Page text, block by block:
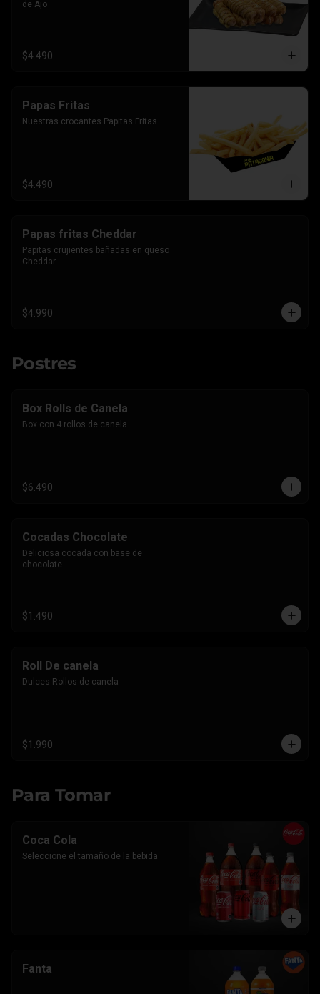
de Ajo
$4.490
Papas Fritas
Nuestras crocantes Papitas Fritas
$4.490
Papas fritas Cheddar
Papitas crujientes bañadas en queso
Cheddar
$4.990
Postres
Box Rolls de Canela
Box con 4 rollos de canela
$6.490
Cocadas Chocolate
Deliciosa cocada con base de
chocolate
$1.490
Roll De canela
Dulces Rollos de canela
$1.990
Para Tomar
Coca Cola
Seleccione el tamaño de la bebida
Fanta